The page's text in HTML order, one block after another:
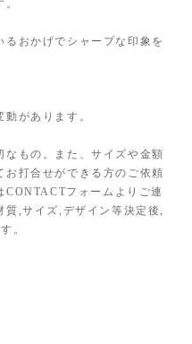
おかげでシャープな印象を
があります。
もの。また、サイズや金額
打合せができる方のご依頼
CONTACTフォームよりご連
質,サイズ,デザイン等決定後,
。